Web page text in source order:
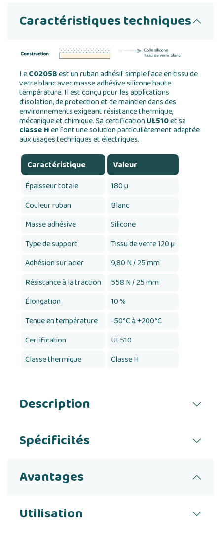
Caractéristiques techniques
LeC0205Best un ruban adhésif simple face en tissu de
verre blanc avec masse adhésive silicone haute
température. Il est conçu pour les applications
d’isolation, de protection et de maintien dans des
environnements exigeant résistance thermique,
mécanique et chimique. Sa certificationUL510et sa
classe Hen font une solution particulièrement adaptée
aux usages techniques et électriques.
Caractéristique
Valeur
Épaisseur totale
180 µ
Couleur ruban
Blanc
Masse adhésive
Silicone
Type de support
Tissu de verre 120 µ
Adhésion sur acier
9,80 N / 25 mm
Résistance à la traction
558 N / 25 mm
Élongation
10 %
Tenue en température
-50°C à +200°C
Certification
UL510
Classe thermique
Classe H
Description
Spécificités
Avantages
Utilisation